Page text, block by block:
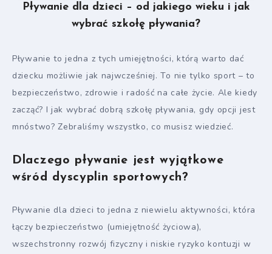
Pływanie dla dzieci – od jakiego wieku i jak
wybrać szkołę pływania?
Pływanie to jedna z tych umiejętności, którą warto dać
dziecku możliwie jak najwcześniej. To nie tylko sport – to
bezpieczeństwo, zdrowie i radość na całe życie. Ale kiedy
zacząć? I jak wybrać dobrą szkołę pływania, gdy opcji jest
mnóstwo? Zebraliśmy wszystko, co musisz wiedzieć.
Dlaczego pływanie jest wyjątkowe
wśród dyscyplin sportowych?
Pływanie dla dzieci to jedna z niewielu aktywności, która
łączy bezpieczeństwo (umiejętność życiowa),
wszechstronny rozwój fizyczny i niskie ryzyko kontuzji w